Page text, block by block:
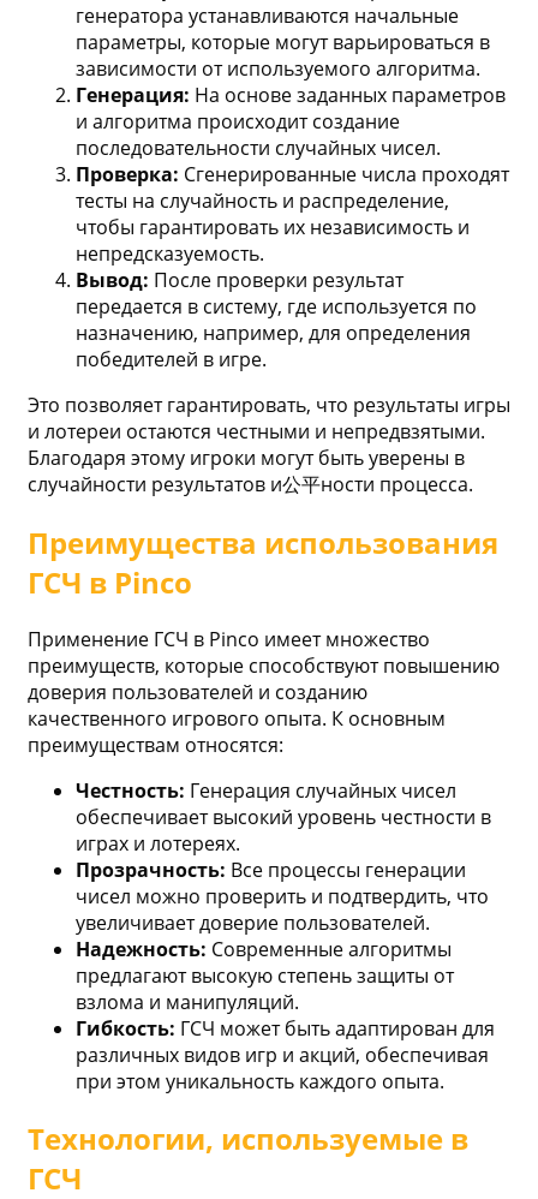
генератора устанавливаются начальные
параметры, которые могут варьироваться в
зависимости от используемого алгоритма.
Генерация: На основе заданных параметров
и алгоритма происходит создание
последовательности случайных чисел.
Проверка: Сгенерированные числа проходят
тесты на случайность и распределение,
чтобы гарантировать их независимость и
непредсказуемость.
Вывод: После проверки результат
передается в систему, где используется по
назначению, например, для определения
победителей в игре.
Это позволяет гарантировать, что результаты игры
и лотереи остаются честными и непредвзятыми.
Благодаря этому игроки могут быть уверены в
случайности результатов и公平ности процесса.
Преимущества использования
ГСЧ в Pinco
Применение ГСЧ в Pinco имеет множество
преимуществ, которые способствуют повышению
доверия пользователей и созданию
качественного игрового опыта. К основным
преимуществам относятся:
Честность: Генерация случайных чисел
обеспечивает высокий уровень честности в
играх и лотереях.
Прозрачность: Все процессы генерации
чисел можно проверить и подтвердить, что
увеличивает доверие пользователей.
Надежность: Современные алгоритмы
предлагают высокую степень защиты от
взлома и манипуляций.
Гибкость: ГСЧ может быть адаптирован для
различных видов игр и акций, обеспечивая
при этом уникальность каждого опыта.
Технологии, используемые в
ГСЧ